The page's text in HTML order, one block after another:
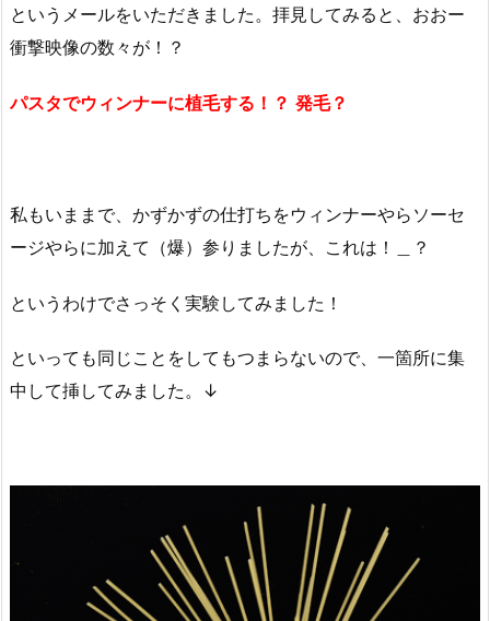
というメールをいただきました。拝見してみると、おおー
衝撃映像の数々が！？
パスタでウィンナーに植毛する！？ 発毛？
私もいままで、かずかずの仕打ちをウィンナーやらソーセ
ージやらに加えて（爆）参りましたが、これは！＿？
というわけでさっそく実験してみました！
といっても同じことをしてもつまらないので、一箇所に集
中して挿してみました。↓